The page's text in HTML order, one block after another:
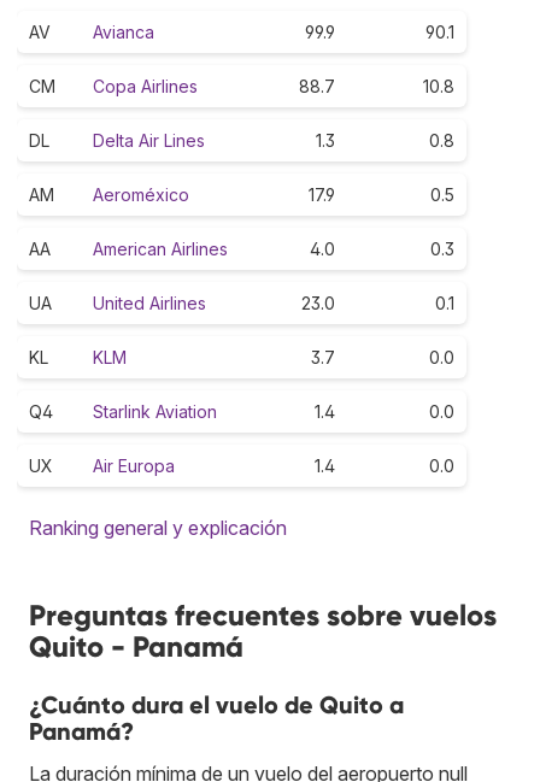
AV Avianca 99.9 90.1
CM Copa Airlines 88.7 10.8
DL Delta Air Lines 1.3 0.8
AM Aeroméxico 17.9 0.5
AA American Airlines 4.0 0.3
UA United Airlines 23.0 0.1
KL KLM 3.7 0.0
Q4 Starlink Aviation 1.4 0.0
UX Air Europa 1.4 0.0
Ranking general y explicación
Preguntas frecuentes sobre vuelos
Quito - Panamá
¿Cuánto dura el vuelo de Quito a
Panamá?
La duración mínima de un vuelo del aeropuerto null